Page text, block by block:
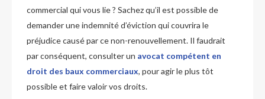
commercial qui vous lie ? Sachez qu’il est possible de
demander une indemnité d’éviction qui couvrira le
préjudice causé par ce non-renouvellement. Il faudrait
par conséquent, consulter un avocat compétent en
droit des baux commerciaux, pour agir le plus tôt
possible et faire valoir vos droits.